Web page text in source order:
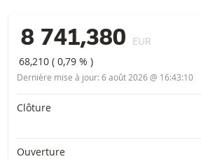
8 741,380 EUR
68,210 (0,79 % )
Dernière mise à jour: 6 août 2026 @ 16:43:10
Informations
Clôture
Ouverture